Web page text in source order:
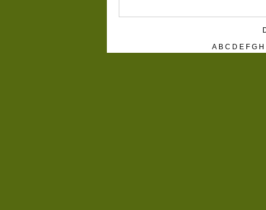
A B C D E F G H